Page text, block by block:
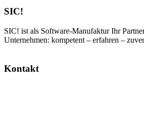
SIC!
SIC! ist als Software-Manufaktur Ihr
Unternehmen: kompetent – erfahren –
Kontakt